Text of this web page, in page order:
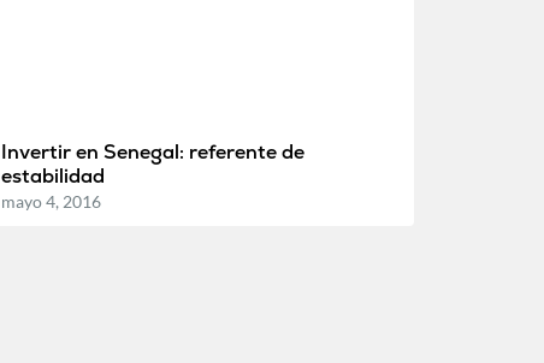
Invertir en Senegal: referente de
estabilidad
mayo 4, 2016